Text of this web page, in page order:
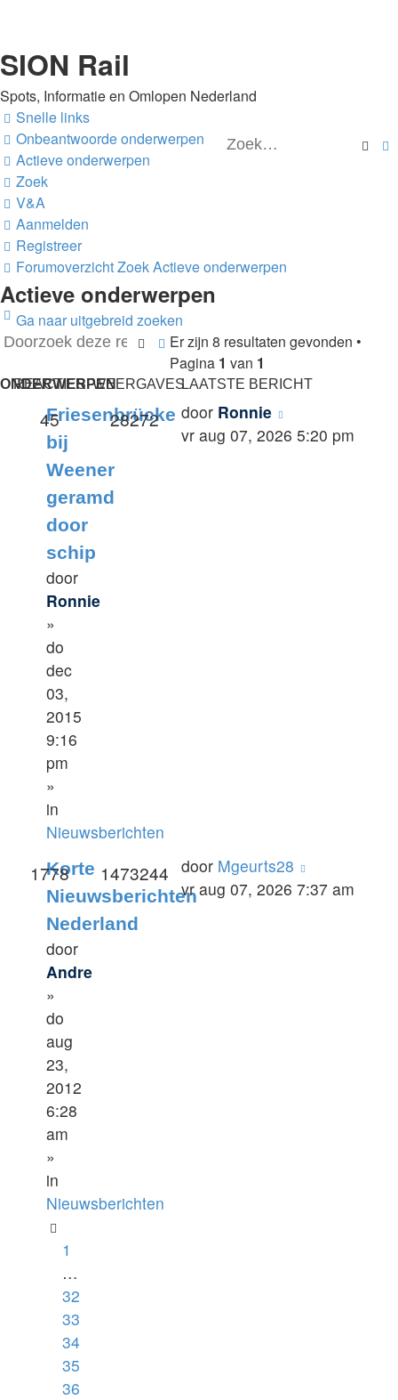
SION Rail
Spots, Informatie en Omlopen Nederland
Snelle links
Onbeantwoorde onderwerpen
Actieve onderwerpen
Zoek
V&A
Aanmelden
Registreer
ForumoverzichtZoekActieve onderwerpen
Actieve onderwerpen
Ga naar uitgebreid zoeken
ZoekUitgebreid
zoeken
Er zijn 8 resultaten gevonden •
Pagina 1 van 1
ONDERWERPEN
REACTIES WEERGAVESLAATSTE BERICHT
Friesenbrücke
bij
Weener
geramd
door
schip
door
Ronnie
»
do
dec
03,
2015
9:16
pm
»
in
Nieuwsberichten
45 28272 door Ronnie
vr aug 07, 2026 5:20 pm
Korte
Nieuwsberichten
Nederland
door
Andre
»
do
aug
23,
2012
6:28
am
»
in
Nieuwsberichten
1
…
32
33
34
35
36
1778 1473244 door Mgeurts28
vr aug 07, 2026 7:37 am